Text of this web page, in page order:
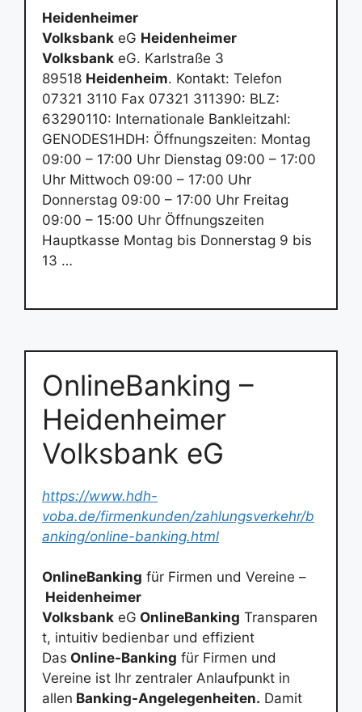
Heidenheimer
Volksbank eG Heidenheimer
Volksbank eG. Karlstraße 3
89518 Heidenheim. Kontakt: Telefon
07321 3110 Fax 07321 311390: BLZ:
63290110: Internationale Bankleitzahl:
GENODES1HDH: Öffnungszeiten: Montag
09:00 – 17:00 Uhr Dienstag 09:00 – 17:00
Uhr Mittwoch 09:00 – 17:00 Uhr
Donnerstag 09:00 – 17:00 Uhr Freitag
09:00 – 15:00 Uhr Öffnungszeiten
Hauptkasse Montag bis Donnerstag 9 bis
13 …
OnlineBanking –
Heidenheimer
Volksbank eG
https://www.hdh-
voba.de/firmenkunden/zahlungsverkehr/b
anking/online-banking.html
OnlineBanking für Firmen und Vereine –
Heidenheimer
Volksbank eG OnlineBanking Transparen
t, intuitiv bedienbar und effizient
Das Online-Banking für Firmen und
Vereine ist Ihr zentraler Anlaufpunkt in
allen Banking-Angelegenheiten. Damit